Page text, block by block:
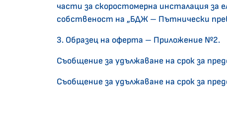
части за скоростомерна инсталация за
собственост на „БДЖ – Пътнически
3. Образец на оферта – Приложение №2.
Съобщение за удължаване на срок за
Съобщение за удължаване на срок за